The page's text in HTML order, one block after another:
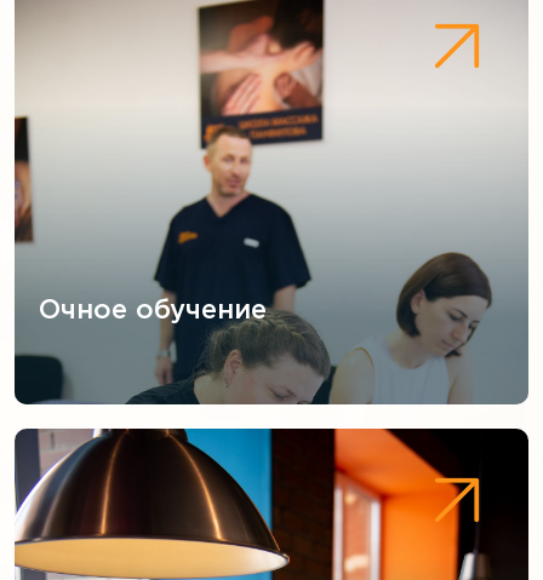
Очное обучение